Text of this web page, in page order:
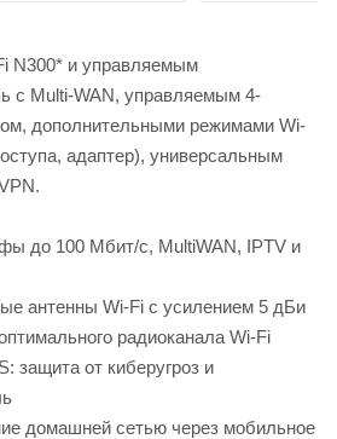
N300* и управляемым
с Multi-WAN, управляемым 4-
дополнительными режимами Wi-
адаптер), универсальным
до 100 Мбит/с, MultiWAN, IPTV и
антенны Wi-Fi с усилением 5 дБи
радиоканала Wi-Fi
защита от киберугроз и
домашней сетью через мобильное